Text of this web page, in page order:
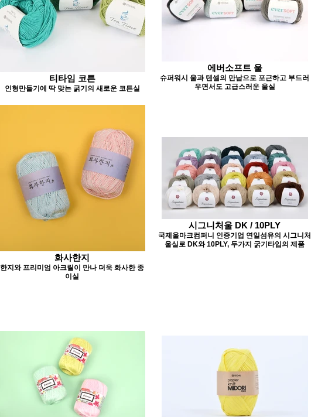
티타임 코튼
인형만들기에 딱 맞는 굵기의 새로운 코튼실
에버소프트 울
슈퍼워시 울과 텐셀의 만남으로 포근하고 부드러
우면서도 고급스러운 울실
화사한지
한지와 프리미엄 아크릴이 만나 더욱 화사한 종
이실
시그니처울 DK / 10PLY
국제울마크컴퍼니 인증기업 연일섬유의 시그니처
울실로 DK와 10PLY, 두가지 굵기타입의 제품